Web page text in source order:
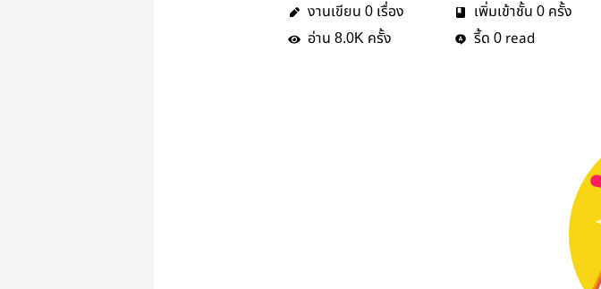
งานเขียน 0 เรื่อง เพิ่มเข้าชั้น 0 ครั้ง
อ่าน 8.0K ครั้ง รี้ด 0 read